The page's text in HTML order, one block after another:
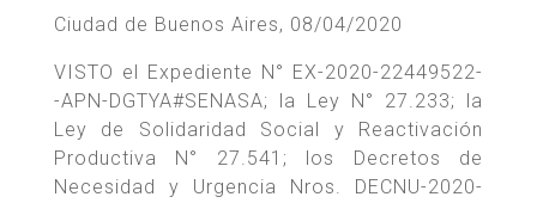
Ciudad de Buenos Aires, 08/04/2020
VISTO el Expediente N° EX-2020-22449522-
-APN-DGTYA#SENASA; la Ley N° 27.233; la
Ley de Solidaridad Social y Reactivación
Productiva N° 27.541; los Decretos de
Necesidad y Urgencia Nros. DECNU-2020-